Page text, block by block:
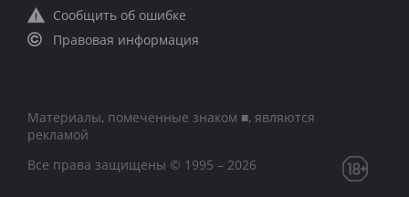
Сообщить об ошибке
Правовая информация
Материалы, помеченные знаком ■, являются
рекламой
Все права защищены © 1995 – 2026